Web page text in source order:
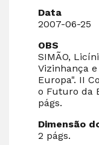
Data
2007-06-25
OBS
SIMÃO,
Vizinhança
Europa". II
o Futuro da
págs.
Dimensão
2 págs.